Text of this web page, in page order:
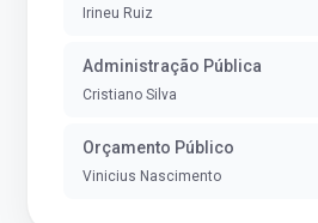
Irineu Ruiz
Administração Pública
Cristiano Silva
Orçamento Público
Vinicius Nascimento